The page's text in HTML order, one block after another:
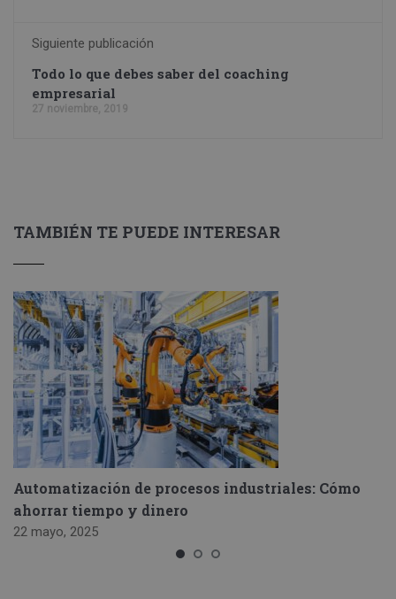
Siguiente publicación
Todo lo que debes saber del coaching
empresarial
27 noviembre, 2019
TAMBIÉN TE PUEDE INTERESAR
Automatización de procesos industriales: Cómo
ahorrar tiempo y dinero
22 mayo, 2025